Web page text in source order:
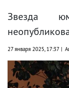
Звезда
27 января 2025, 17:37